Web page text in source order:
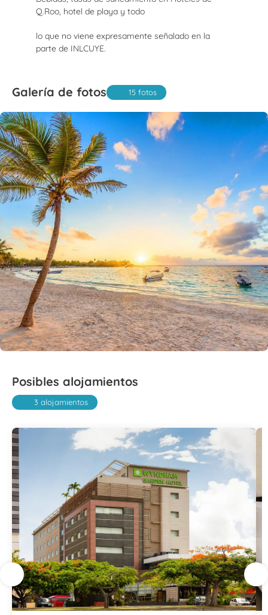
Q.Roo, hotel de playa y todo
lo que no viene expresamente señalado en la
parte de INLCUYE.
Galería de fotos 15 fotos
Posibles alojamientos
3 alojamientos